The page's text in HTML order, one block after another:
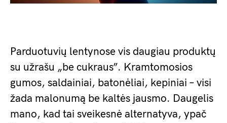
Parduotuvių lentynose vis daugiau produktų
su užrašu „be cukraus”. Kramtomosios
gumos, saldainiai, batonėliai, kepiniai – visi
žada malonumą be kaltės jausmo. Daugelis
mano, kad tai sveikesnė alternatyva, ypač